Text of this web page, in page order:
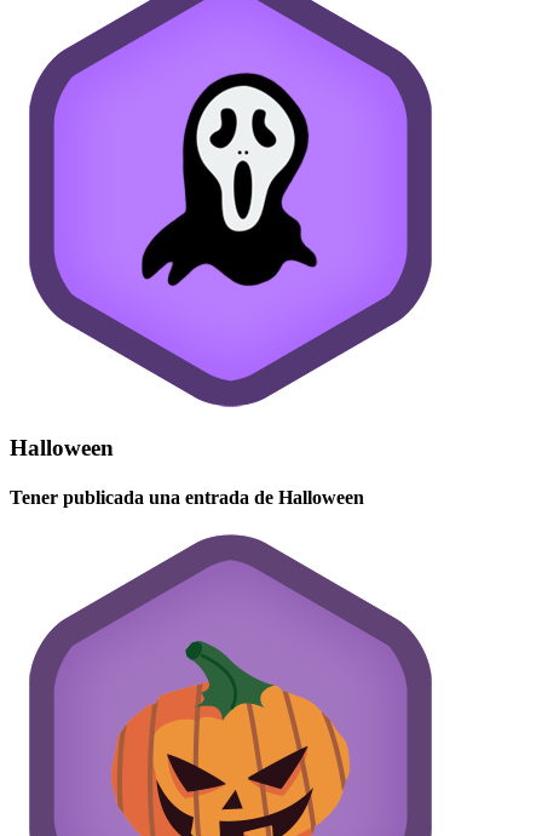
Halloween
Tener publicada una entrada de Halloween